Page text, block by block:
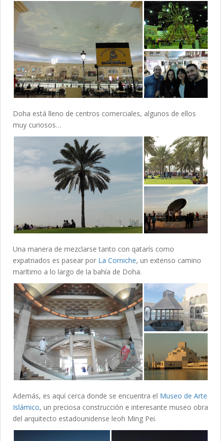
Doha está lleno de centros comerciales, algunos de ellos
muy curiosos…
Una manera de mezclarse tanto con qatarís como
expatriados es pasear por La Corniche, un extenso camino
marítimo a lo largo de la bahía de Doha.
Además, es aquí cerca donde se encuentra el Museo de Arte
Islámico, un preciosa construcción e interesante museo obra
del arquitecto estadounidense leoh Ming Pei.